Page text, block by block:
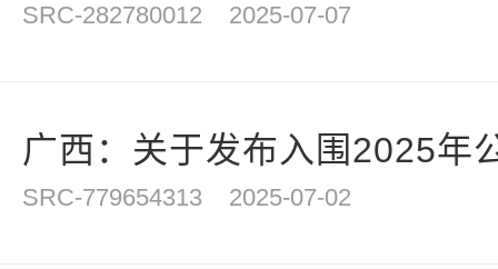
SRC-282780012 2025-07-07
广西：关于发布入围2025年
SRC-779654313 2025-07-02